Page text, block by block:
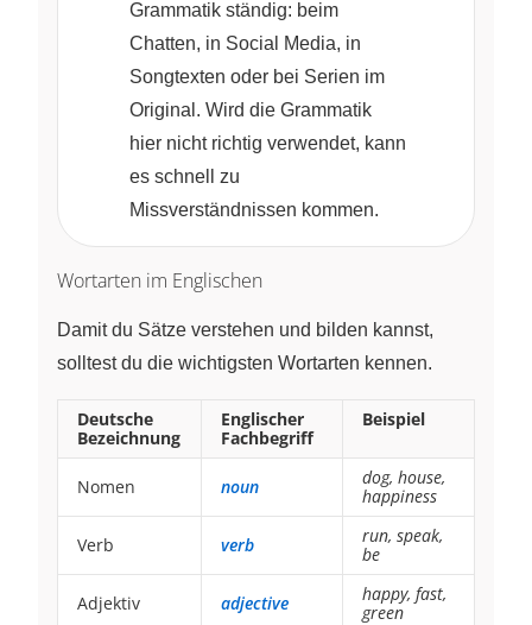
Grammatik ständig: beim
Chatten, in Social Media, in
Songtexten oder bei Serien im
Original. Wird die Grammatik
hier nicht richtig verwendet, kann
es schnell zu
Missverständnissen kommen.
Wortarten im Englischen
Damit du Sätze verstehen und bilden kannst,
solltest du die wichtigsten Wortarten kennen.
Deutsche
Bezeichnung
Englischer
Fachbegriff
Beispiel
Nomen noun
dog, house,
happiness
Verb verb
run, speak,
be
Adjektiv adjective
happy, fast,
green